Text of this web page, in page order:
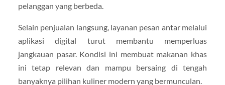
pelanggan yang berbeda.
Selain penjualan langsung, layanan pesan antar melalui
aplikasi digital turut membantu memperluas
jangkauan pasar. Kondisi ini membuat makanan khas
ini tetap relevan dan mampu bersaing di tengah
banyaknya pilihan kuliner modern yang bermunculan.